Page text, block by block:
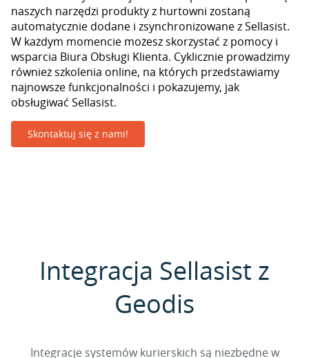
naszych narzędzi produkty z hurtowni zostaną
automatycznie dodane i zsynchronizowane z Sellasist.
W każdym momencie możesz skorzystać z pomocy i
wsparcia Biura Obsługi Klienta. Cyklicznie prowadzimy
również szkolenia online, na których przedstawiamy
najnowsze funkcjonalności i pokazujemy, jak
obsługiwać Sellasist.
Skontaktuj się z nami!
Integracja Sellasist z
Geodis
Integracje systemów kurierskich są niezbędne w